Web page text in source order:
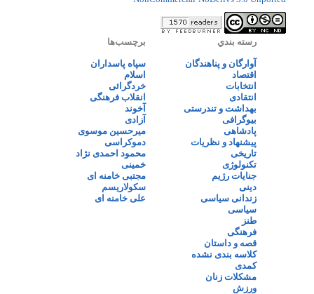
رسته بندي
آوارگان و پناهندگان
اقتصاد
انتخابات
انتقادی
بهداشت و تندرستی
بیوگرافی
پادشاهی
پیشنهاد و نظریات
تاریخی
تکنولوژی
جنایات رژیم
دینی
زندانی سیاسی
سیاسی
طنز
فرهنگی
قصه و داستان
کلاسه بندی نشده
کمدی
مشکلات زنان
ورزش
برچسب‌ها
سپاه پاسداران
اسلام
خردگرائی
انقلاب فرهنگی
آخوند
آزادی
میرحسین موسوی
دموکراسی
محمود احمدی نژاد
خمینی
مجتبی خامنه ای
سکولاریسم
علی خامنه ای